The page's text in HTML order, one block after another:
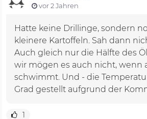
vor 2 Jahren
Hatte keine Drillinge, sondern
kleinere Kartoffeln. Sah dann
Auch gleich nur die Hälfte des
wir mögen es auch nicht, wenn
schwimmt. Und - die
Grad gestellt aufgrund der
1